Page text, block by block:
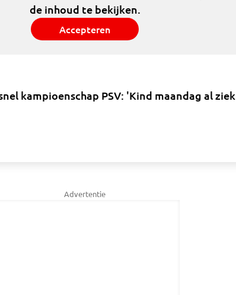
de inhoud te bekijken.
Accepteren
kampioenschap PSV: 'Kind maandag al ziek
Advertentie